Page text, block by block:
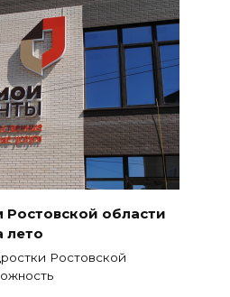
Ростовской области
лето
Ростовской